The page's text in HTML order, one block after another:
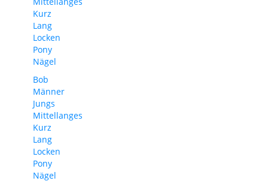
Kurz
Lang
Locken
Pony
Nägel
Bob
Männer
Jungs
Mittellanges
Kurz
Lang
Locken
Pony
Nägel